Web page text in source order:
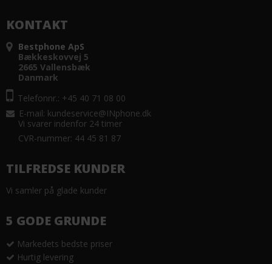
KONTAKT
Bestphone ApS
Bækkeskovvej 5
2665 Vallensbæk
Danmark
Telefonnr.: +45 40 71 08 00
E-mail: kundeservice@INphone.dk
Vi svarer indenfor 24 timer
CVR-nummer: 44 45 81 87
TILFREDSE KUNDER
Vi samler på glade kunder
5 GODE GRUNDE
Markedets bedste priser
Hurtig levering